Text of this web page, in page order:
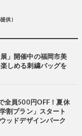
供 )
」開催中の福岡市美
しめる刺繍バッグを
全員500円OFF！夏休
割プラン」スタート
ッドデザインパーク